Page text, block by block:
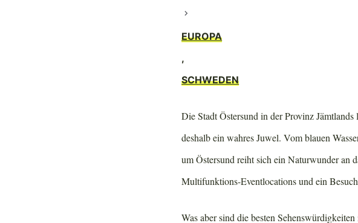
EUROPA
,
SCHWEDEN
Die Stadt Östersund in der Provinz
deshalb ein wahres Juwel. Vom blauen
um Östersund reiht sich ein Naturwunder an
Multifunktions-Eventlocations und ein
Was aber sind die besten